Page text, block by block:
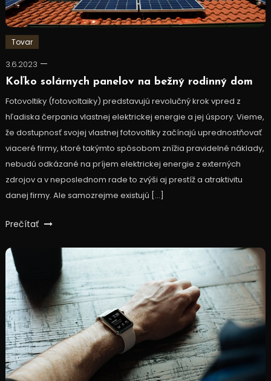
Tovar
3.6.2023
Koľko solárnych panelov na bežný rodinný dom
Fotovoltiky (fotovoltaiky) predstavujú revolučný krok vpred z
hľadiska čerpania vlastnej elektrickej energie a jej úspory. Vieme,
že dostupnosť svojej vlastnej fotovoltiky začínajú uprednostňovať
viaceré firmy, ktoré takýmto spôsobom znížia pravidelné náklady,
nebudú odkázané na príjem elektrickej energie z externých
zdrojov a v neposlednom rade to zvýši aj prestíž a atraktivitu
danej firmy. Ale samozrejme existujú […]
Prečítať